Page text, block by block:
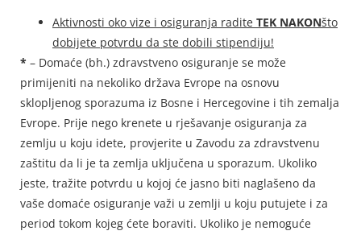
Aktivnosti oko vize i osiguranja radite TEK NAKONšto
dobijete potvrdu da ste dobili stipendiju!
* – Domaće (bh.) zdravstveno osiguranje se može
primijeniti na nekoliko država Evrope na osnovu
sklopljenog sporazuma iz Bosne i Hercegovine i tih zemalja
Evrope. Prije nego krenete u rješavanje osiguranja za
zemlju u koju idete, provjerite u Zavodu za zdravstvenu
zaštitu da li je ta zemlja uključena u sporazum. Ukoliko
jeste, tražite potvrdu u kojoj će jasno biti naglašeno da
vaše domaće osiguranje važi u zemlji u koju putujete i za
period tokom kojeg ćete boraviti. Ukoliko je nemoguće